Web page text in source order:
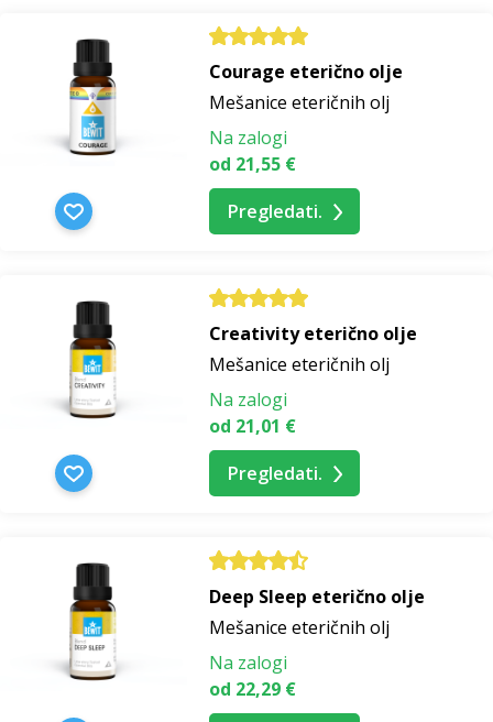
Courage eterično olje
Mešanice eteričnih olj
Na zalogi
od 21,55 €
Pregledati.
Creativity eterično olje
Mešanice eteričnih olj
Na zalogi
od 21,01 €
Pregledati.
Deep Sleep eterično olje
Mešanice eteričnih olj
Na zalogi
od 22,29 €